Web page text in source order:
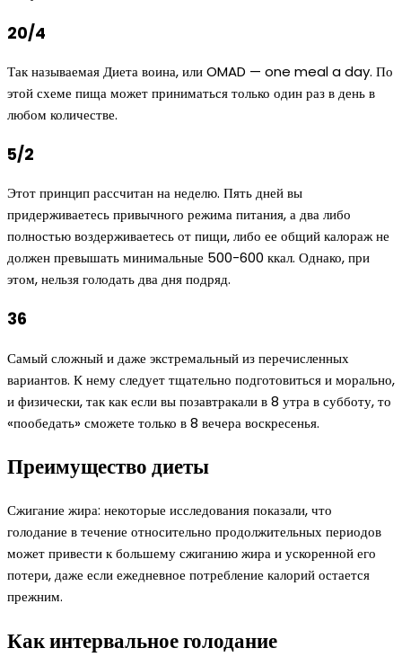
20/4
Так называемая Диета воина, или OMAD — one meal a day. По
этой схеме пища может приниматься только один раз в день в
любом количестве.
5/2
Этот принцип рассчитан на неделю. Пять дней вы
придерживаетесь привычного режима питания, а два либо
полностью воздерживаетесь от пищи, либо ее общий калораж не
должен превышать минимальные 500-600 ккал. Однако, при
этом, нельзя голодать два дня подряд.
36
Самый сложный и даже экстремальный из перечисленных
вариантов. К нему следует тщательно подготовиться и морально,
и физически, так как если вы позавтракали в 8 утра в субботу, то
«пообедать» сможете только в 8 вечера воскресенья.
Преимущество диеты
Сжигание жира: некоторые исследования показали, что
голодание в течение относительно продолжительных периодов
может привести к большему сжиганию жира и ускоренной его
потери, даже если ежедневное потребление калорий остается
прежним.
Как интервальное голодание